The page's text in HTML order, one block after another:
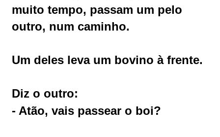
muito tempo, passam um pelo
outro, num caminho.
Um deles leva um bovino à frente.
Diz o outro:
- Atão, vais passear o boi?